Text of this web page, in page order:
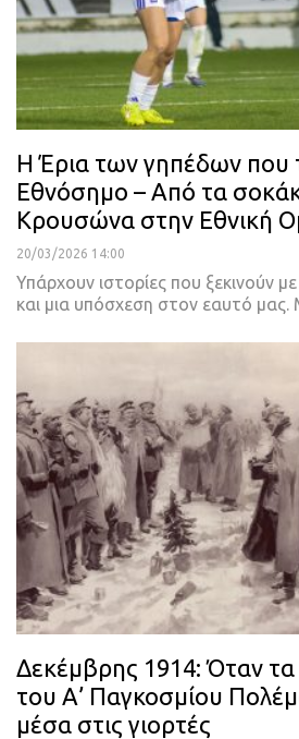
Η Έρια των γηπέδων που
Εθνόσημο – Από τα
Κρουσώνα στην Εθνική
20/03/2026 14:00
Υπάρχουν ιστορίες που ξεκινούν
και μια υπόσχεση στον εαυτό
Δεκέμβρης 1914: Όταν
του Α’ Παγκοσμίου
μέσα στις γιορτές